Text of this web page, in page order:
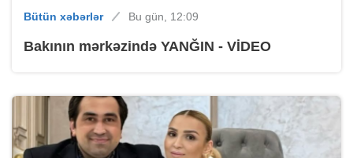
Bütün xəbərlər Bu gün, 12:09
Bakının mərkəzində YANĞIN - VİDEO